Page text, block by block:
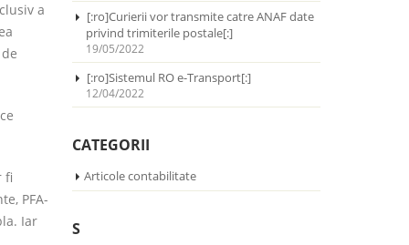
a
fi
PFA-
Iar
[:ro]Curierii vor transmite catre ANAF date
privind trimiterile postale[:]
19/05/2022
[:ro]Sistemul RO e-Transport[:]
12/04/2022
CATEGORII
Articole contabilitate
S